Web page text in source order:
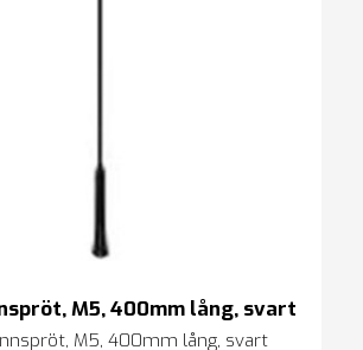
M5, 400mm lång, svart
M5, 400mm lång, svart